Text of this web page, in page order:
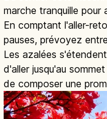
marche tranquille pour
En comptant l'aller-
pauses, prévoyez
Les azalées
d'aller jusqu'au
de composer une